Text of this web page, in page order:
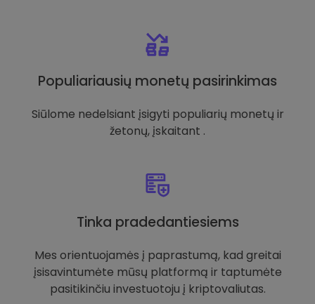
Populiariausių monetų pasirinkimas
Siūlome nedelsiant įsigyti populiarių monetų ir
žetonų, įskaitant .
Tinka pradedantiesiems
Mes orientuojamės į paprastumą, kad greitai
įsisavintumėte mūsų platformą ir taptumėte
pasitikinčiu investuotoju į kriptovaliutas.